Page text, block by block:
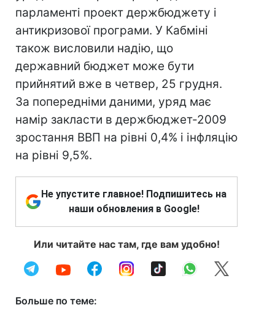
парламенті проект держбюджету і
антикризової програми. У Кабміні
також висловили надію, що
державний бюджет може бути
прийнятий вже в четвер, 25 грудня.
За попередніми даними, уряд має
намір закласти в держбюджет-2009
зростання ВВП на рівні 0,4% і інфляцію
на рівні 9,5%.
Не упустите главное! Подпишитесь на
наши обновления в Google!
Или читайте нас там, где вам удобно!
Больше по теме: